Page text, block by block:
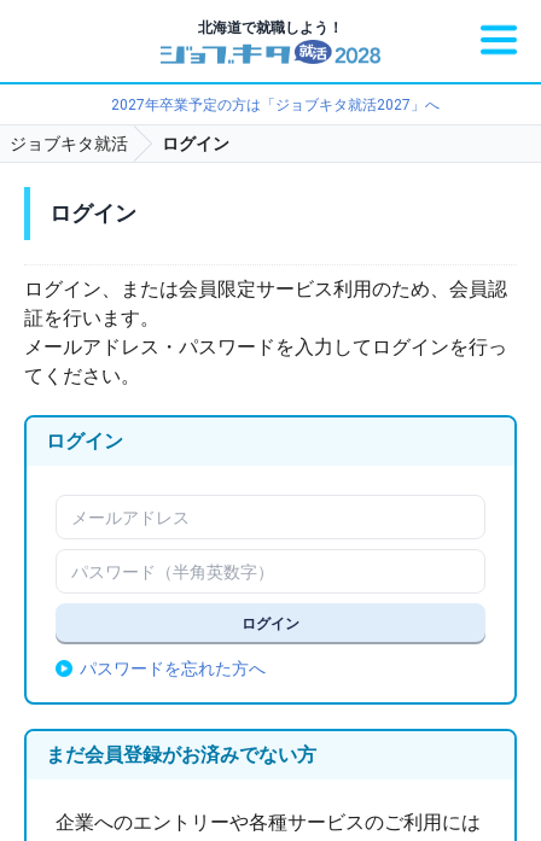
北海道で就職しよう！
2027年卒業予定の方は「ジョブキタ就活2027」へ
ジョブキタ就活 ログイン
ログイン
ログイン、または会員限定サービス利用のため、会員認
証を行います。
メールアドレス・パスワードを入力してログインを行っ
てください。
ログイン
パスワードを忘れた方へ
まだ会員登録がお済みでない方
企業へのエントリーや各種サービスのご利用には